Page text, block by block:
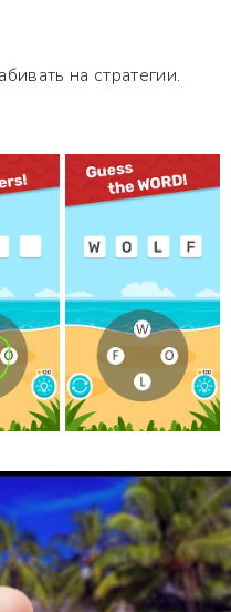
на стратегии.